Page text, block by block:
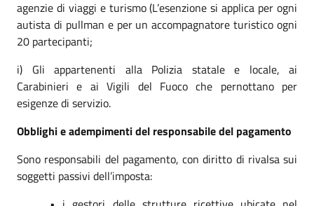
agenzie di viaggi e turismo (L’esenzione si applica per ogni
autista di pullman e per un accompagnatore turistico ogni
20 partecipanti;
i) Gli appartenenti alla Polizia statale e locale, ai
Carabinieri e ai Vigili del Fuoco che pernottano per
esigenze di servizio.
Obblighi e adempimenti del responsabile del pagamento
Sono responsabili del pagamento, con diritto di rivalsa sui
soggetti passivi dell’imposta: